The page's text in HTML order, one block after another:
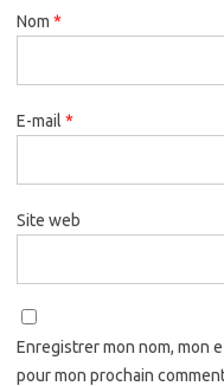
Nom *
E-mail *
Site web
Enregistrer mon nom, mon
pour mon prochain